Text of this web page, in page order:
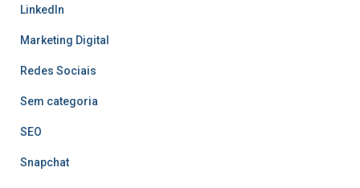
LinkedIn
Marketing Digital
Redes Sociais
Sem categoria
SEO
Snapchat